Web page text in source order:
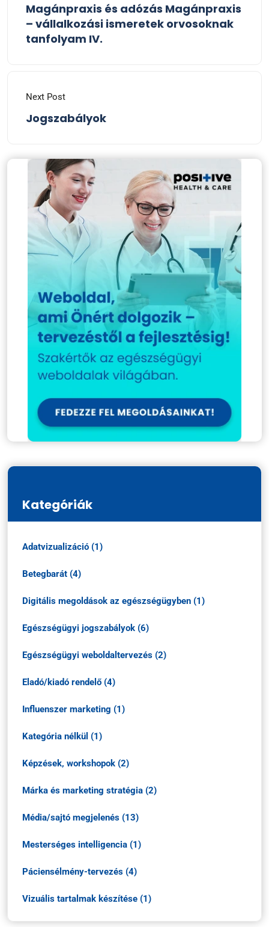
Magánpraxis és adózás Magánpraxis
– vállalkozási ismeretek orvosoknak
tanfolyam IV.
Next Post
Jogszabályok
Kategóriák
Adatvizualizáció (1)
Betegbarát (4)
Digitális megoldások az egészségügyben (1)
Egészségügyi jogszabályok (6)
Egészségügyi weboldaltervezés (2)
Eladó/kiadó rendelő (4)
Influenszer marketing (1)
Kategória nélkül (1)
Képzések, workshopok (2)
Márka és marketing stratégia (2)
Média/sajtó megjelenés (13)
Mesterséges intelligencia (1)
Páciensélmény-tervezés (4)
Vizuális tartalmak készítése (1)